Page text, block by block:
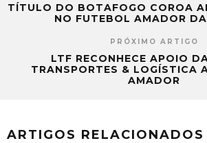
TÍTULO DO BOTAFOGO COROA
NO FUTEBOL AMADOR
PRÓXIMO ARTIGO
LTF RECONHECE APOIO
TRANSPORTES & LOGÍSTICA
AMADOR
ARTIGOS RELACIONADOS